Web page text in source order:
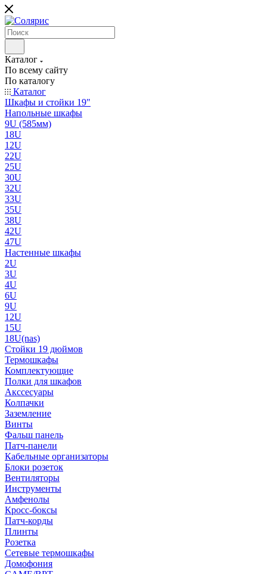
Каталог
По всему сайту
По каталогу
Каталог
Шкафы и стойки 19"
Напольные шкафы
9U (585мм)
18U
12U
22U
25U
30U
32U
33U
35U
38U
42U
47U
Настенные шкафы
2U
3U
4U
6U
9U
12U
15U
18U(nas)
Стойки 19 дюймов
Термошкафы
Комплектующие
Полки для шкафов
Акссесуары
Колпачки
Заземление
Винты
Фальш панель
Патч-панели
Кабельные организаторы
Блоки розеток
Вентиляторы
Инструменты
Амфенолы
Кросс-боксы
Патч-корды
Плинты
Розетка
Сетевые термошкафы
Домофония